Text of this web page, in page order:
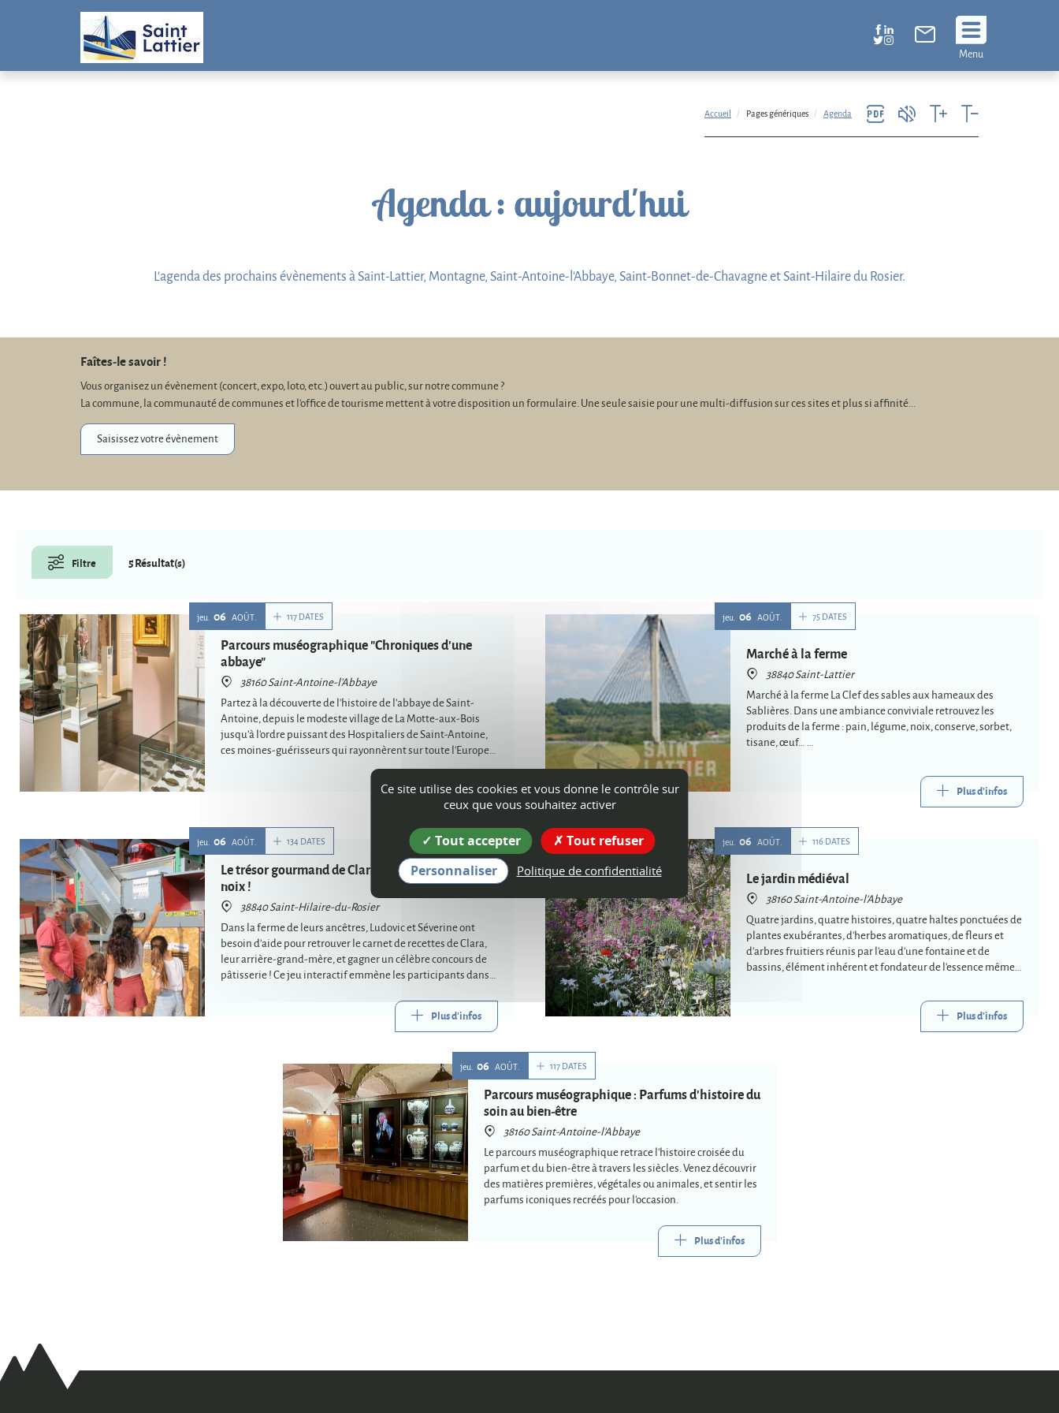
Suivez
!
Menu
Accueil Pages génériques Agenda
Agenda: aujourd'hui
L'agenda des prochains évènements à Saint-Lattier, Montagne, Saint-Antoine-l'Abbaye, Saint-Bonnet-de-Chavagne et Saint-Hilaire du Rosier.
Faîtes-le savoir !
Vous organisez un évènement (concert, expo, loto, etc.) ouvert au public, sur notre commune ?
La commune, la communauté de communes et l'office de tourisme mettent à votre disposition un formulaire. Une seule saisie pour une multi-diffusion sur ces sites et plus si affinité...
Saisissez votre évènement
Filtre 5 Résultat(s)
117 DATES
jeu. 06 AOÛT
Parcours muséographique "Chroniques d'une
abbaye"
38160 Saint-Antoine-l'Abbaye
Partez à la découverte de l'histoire de l'abbaye de Saint-
Antoine, depuis le modeste village de La Motte-aux-Bois
jusqu'à l'ordre puissant des Hospitaliers de Saint-Antoine,
ces moines-guérisseurs qui rayonnèrent sur toute l'Europe
Plus d'infos
75 DATES
jeu. 06 AOÛT
Marché à la ferme
38840 Saint-Lattier
Marché à la ferme La Clef des sables aux hameaux des
Sablières. Dans une ambiance conviviale retrouvez les
produits de la ferme : pain, légume, noix, conserve, sorbet,
tisane, œuf…
Plus d'infos
134 DATES
jeu. 06 AOÛT
Le trésor gourmand de Clara : un jeu de piste à la
noix !
38840 Saint-Hilaire-du-Rosier
Dans la ferme de leurs ancêtres, Ludovic et Séverine ont
besoin d'aide pour retrouver le carnet de recettes de Clara,
leur arrière-grand-mère, et gagner un célèbre concours de
pâtisserie ! Ce jeu interactif emmène les participants dans
Plus d'infos
116 DATES
jeu. 06 AOÛT
Le jardin médiéval
38160 Saint-Antoine-l'Abbaye
Quatre jardins, quatre histoires, quatre haltes ponctuées de
plantes exubérantes, d'herbes aromatiques, de fleurs et
d'arbres fruitiers réunis par l'eau d'une fontaine et de
bassins, élément inhérent et fondateur de l'essence même
Plus d'infos
117 DATES
jeu. 06 AOÛT
Parcours muséographique : Parfums d'histoire du
soin au bien-être
38160 Saint-Antoine-l'Abbaye
Le parcours muséographique retrace l'histoire croisée du
parfum et du bien-être à travers les siècles. Venez découvrir
des matières premières, végétales ou animales, et sentir les
parfums iconiques recréés pour l'occasion.
Plus d'infos
Panneau de gestion des cookies
Ce site utilise des cookies et vous donne le contrôle sur
ceux que vous souhaitez activer
Tout accepter
Tout refuser
Personnaliser
Politique de confidentialité